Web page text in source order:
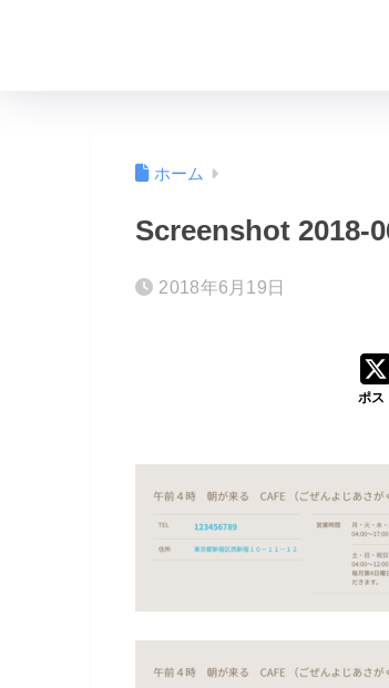
ホーム
Screenshot 2018-
2018年6月19日
ポス